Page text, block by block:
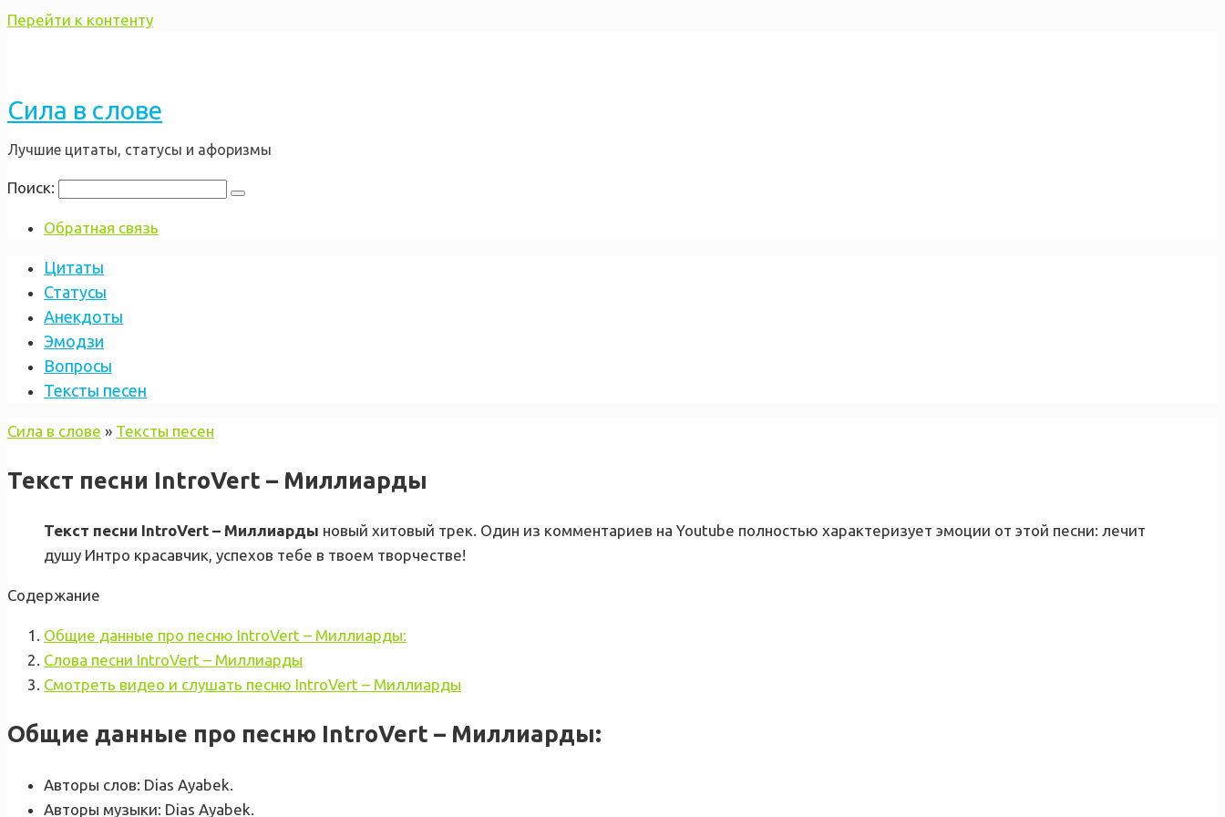
Перейти к контенту
Сила в слове
Лучшие цитаты, статусы и афоризмы
Поиск:
Обратная связь
Цитаты
Статусы
Анекдоты
Эмодзи
Вопросы
Тексты песен
Сила в слове » Тексты песен
Текст песни IntroVert – Миллиарды
Текст песни IntroVert – Миллиарды новый хитовый трек. Один из комментариев на Youtube полностью характеризует эмоции от этой песни: лечит
душу Интро красавчик, успехов тебе в твоем творчестве!
Содержание
Общие данные про песню IntroVert – Миллиарды:
Слова песни IntroVert – Миллиарды
Смотреть видео и слушать песню IntroVert – Миллиарды
Общие данные про песню IntroVert – Миллиарды:
Авторы слов: Dias Ayabek.
Авторы музыки: Dias Ayabek.